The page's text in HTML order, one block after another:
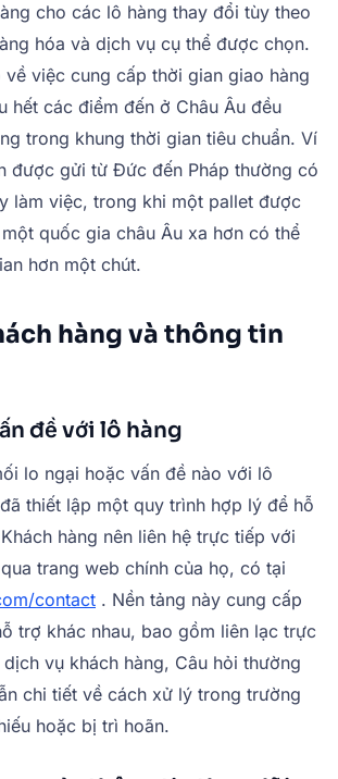
cho các lô hàng thay đổi tùy theo
hóa và dịch vụ cụ thể được chọn.
về việc cung cấp thời gian giao hàng
hết các điểm đến ở Châu Âu đều
trong khung thời gian tiêu chuẩn. Ví
được gửi từ Đức đến Pháp thường có
làm việc, trong khi một pallet được
quốc gia châu Âu xa hơn có thể
hơn một chút.
hàng và thông tin
đề với lô hàng
lo ngại hoặc vấn đề nào với lô
đã thiết lập một quy trình hợp lý để hỗ
hàng nên liên hệ trực tiếp với
qua trang web chính của họ, có tại
contact . Nền tảng này cung cấp
trợ khác nhau, bao gồm liên lạc trực
vụ khách hàng, Câu hỏi thường
chi tiết về cách xử lý trong trường
hoặc bị trì hoãn.